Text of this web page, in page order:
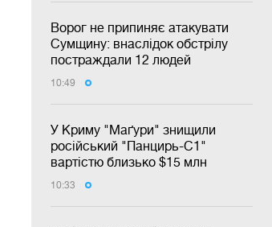
Ворог не припиняє атакувати
Сумщину: внаслідок обстрілу
постраждали 12 людей
10:49
У Криму "Маґури" знищили
російський "Панцирь-С1"
вартістю близько $15 млн
10:33